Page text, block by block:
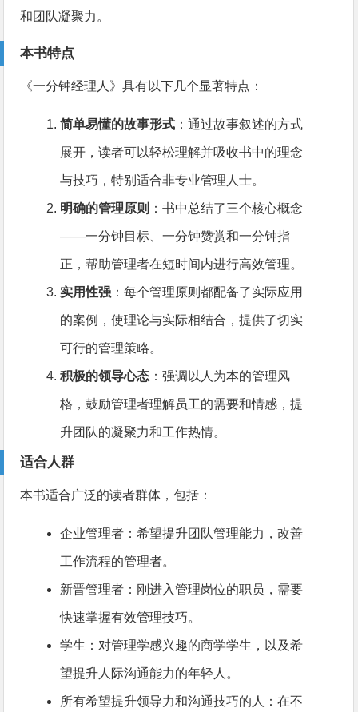
和团队凝聚力。
本书特点
《一分钟经理人》具有以下几个显著特点：
简单易懂的故事形式 ：通过故事叙述的方式
展开，读者可以轻松理解并吸收书中的理念
与技巧，特别适合非专业管理人士。
明确的管理原则 ：书中总结了三个核心概念
——一分钟目标、一分钟赞赏和一分钟指
正，帮助管理者在短时间内进行高效管理。
实用性强 ：每个管理原则都配备了实际应用
的案例，使理论与实际相结合，提供了切实
可行的管理策略。
积极的领导心态 ：强调以人为本的管理风
格，鼓励管理者理解员工的需要和情感，提
升团队的凝聚力和工作热情。
适合人群
本书适合广泛的读者群体，包括：
企业管理者：希望提升团队管理能力，改善
工作流程的管理者。
新晋管理者：刚进入管理岗位的职员，需要
快速掌握有效管理技巧。
学生：对管理学感兴趣的商学学生，以及希
望提升人际沟通能力的年轻人。
所有希望提升领导力和沟通技巧的人：在不